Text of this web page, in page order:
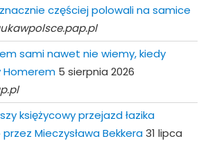
częściej polowali na samice
sami nawet nie wiemy, kiedy
Homerem 5 sierpnia 2026
księżycowy przejazd łazika
Mieczysława Bekkera31 lipca